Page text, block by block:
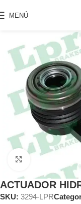
MENÚ
ACTUADOR
SKU: 3294-LPR